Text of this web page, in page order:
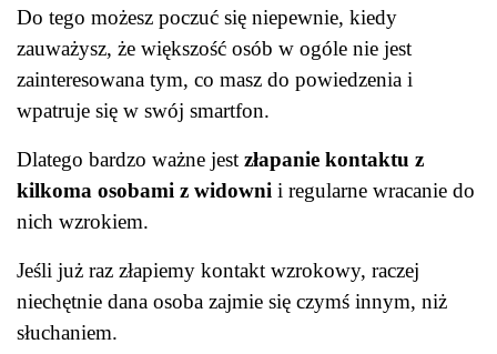
Do tego możesz poczuć się niepewnie, kiedy
zauważysz, że większość osób w ogóle nie jest
zainteresowana tym, co masz do powiedzenia i
wpatruje się w swój smartfon.
Dlatego bardzo ważne jest złapanie kontaktu z
kilkoma osobami z widowni i regularne wracanie do
nich wzrokiem.
Jeśli już raz złapiemy kontakt wzrokowy, raczej
niechętnie dana osoba zajmie się czymś innym, niż
słuchaniem.